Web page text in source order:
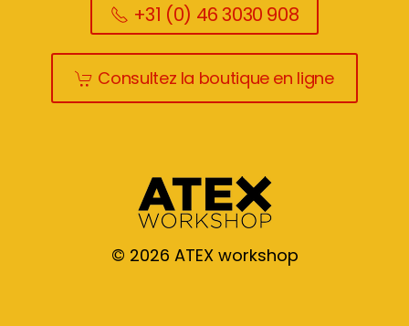
+31 (0) 46 3030 908
Consultez la boutique en ligne
© 2026 ATEX workshop